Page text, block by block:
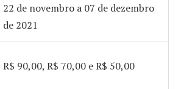
22 de novembro a 07 de dezembro
de 2021
R$ 90,00, R$ 70,00 e R$ 50,00